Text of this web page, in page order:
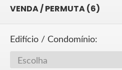
VENDA / PERMUTA (6)
Edifício / Condomínio: